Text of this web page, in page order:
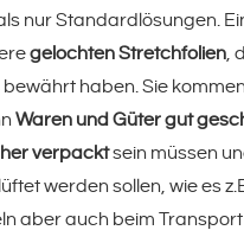
/ Termine /
nur Standardlösungen.
gelochten Stretchfolien,
bewährt haben. Sie
Waren und Güter gut
verpacktsein müssen
werden sollen, wie es
aber auch beim Transport